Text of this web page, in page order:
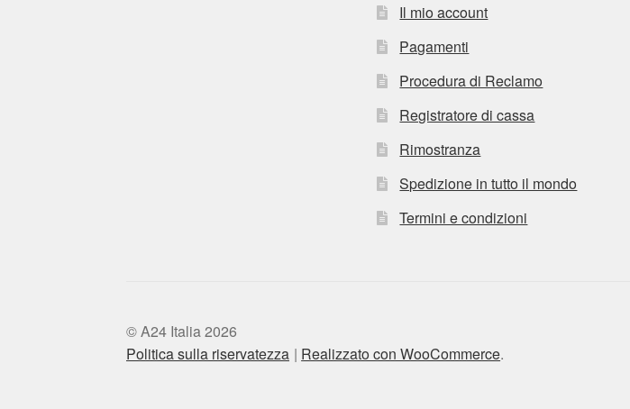
Il mio account
Pagamenti
Procedura di Reclamo
Registratore di cassa
Rimostranza
Spedizione in tutto il mondo
Termini e condizioni
© A24 Italia 2026
Politica sulla riservatezza
Realizzato con WooCommerce.